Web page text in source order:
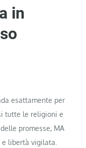
in
esattamente per
tutte le religioni e
promesse, MA
e libertà vigilata.